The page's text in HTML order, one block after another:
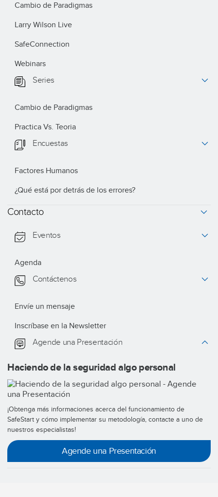
Cambio de Paradigmas
Larry Wilson Live
SafeConnection
Webinars
Series
Cambio de Paradigmas
Practica Vs. Teoria
Encuestas
Factores Humanos
¿Qué está por detrás de los errores?
Contacto
Eventos
Agenda
Contáctenos
Envíe un mensaje
Inscríbase en la Newsletter
Agende una Presentación
Haciendo de la seguridad algo personal
¡Obtenga más informaciones acerca del funcionamiento de
SafeStart y cómo implementar su metodología, contacte a uno de
nuestros especialistas!
Agende una Presentación
Enviando este
formulario está
para que
podamos tratar
nuestra
información
programas,
productos,
eventos de
Descargar